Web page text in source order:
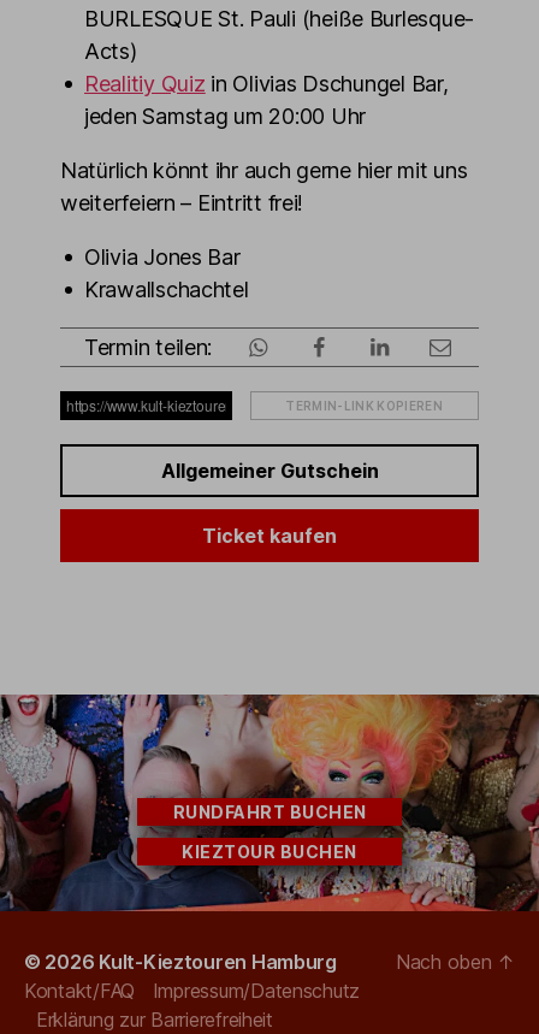
BURLESQUE St. Pauli (heiße Burlesque-
Acts)
Realitiy Quiz in Olivias Dschungel Bar,
jeden Samstag um 20:00 Uhr
Natürlich könnt ihr auch gerne hier mit uns
weiterfeiern – Eintritt frei!
Olivia Jones Bar
Krawallschachtel
Termin teilen:
TERMIN-LINK KOPIEREN
Allgemeiner Gutschein
Ticket kaufen
RUNDFAHRT BUCHEN
KIEZTOUR BUCHEN
© 2026 Kult-Kieztouren Hamburg
Kontakt/FAQ
Impressum/Datenschutz
Erklärung zur Barrierefreiheit
Nach oben ↑